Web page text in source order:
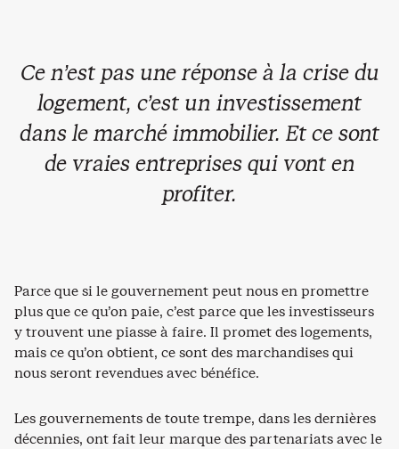
Ce n’est pas une réponse à la crise du
logement, c’est un investissement
dans le marché immobilier. Et ce sont
de vraies entreprises qui vont en
profiter.
Parce que si le gouvernement peut nous en promettre
plus que ce qu’on paie, c’est parce que les investisseurs
y trouvent une piasse à faire. Il promet des logements,
mais ce qu’on obtient, ce sont des marchandises qui
nous seront revendues avec bénéfice.
Les gouvernements de toute trempe, dans les dernières
décennies, ont fait leur marque des partenariats avec le